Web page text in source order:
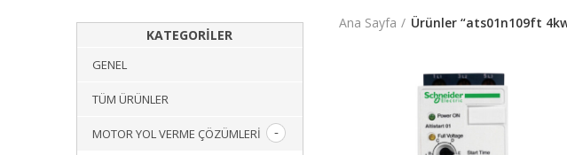
KATEGORILER
GENEL
TÜM ÜRÜNLER
MOTOR YOL VERME ÇÖZÜMLERI
Ana Sayfa Ürünler “ats01n109ft